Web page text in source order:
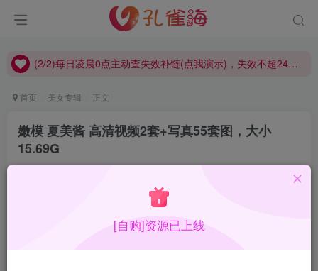
(2/2)每日凌晨0点主动查失效补链(点我演示)，失效不超24小时，
(2/2)每日凌晨0点主动查失效补链(点我演示)，失效不超24小时，
首页 美女专辑 正文
嫩模 夏美酱 高清视频2套+写真55套图，大小
15.69G
关注
[自购]资源已上线